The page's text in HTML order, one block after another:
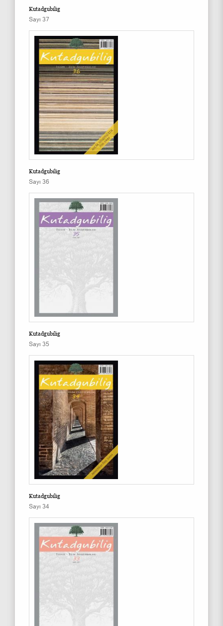
Kutadgubilig
Sayı 37
Kutadgubilig
Sayı 36
Kutadgubilig
Sayı 35
Kutadgubilig
Sayı 34